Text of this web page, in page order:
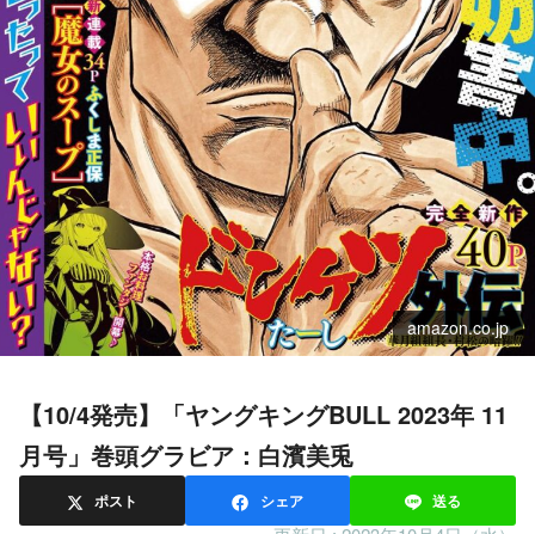
amazon.co.jp
【10/4発売】「ヤングキングBULL 2023年 11
月号」巻頭グラビア：白濱美兎
ポスト シェア 送る